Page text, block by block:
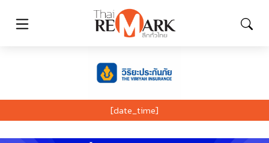
[date_time]